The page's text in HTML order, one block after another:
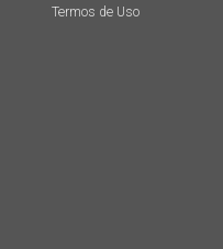
Termos de Uso